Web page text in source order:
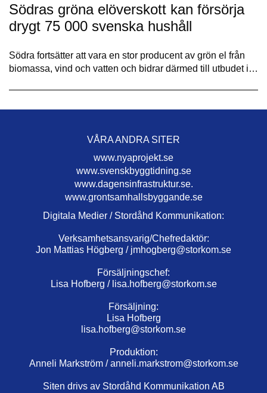
Södras gröna elöverskott kan försörja
drygt 75 000 svenska hushåll
Södra fortsätter att vara en stor producent av grön el från
biomassa, vind och vatten och bidrar därmed till utbudet i…
VÅRA ANDRA SITER
www.nyaprojekt.se
www.svenskbyggtidning.se
www.dagensinfrastruktur.se.
www.grontsamhallsbyggande.se
Digitala Medier / Stordåhd Kommunikation:
Verksamhetsansvarig/Chefredaktör:
Jon Mattias Högberg / jmhogberg@storkom.se
Försäljningschef:
Lisa Hofberg / lisa.hofberg@storkom.se
Försäljning:
Lisa Hofberg
lisa.hofberg@storkom.se
Produktion:
Anneli Markström /anneli.markstrom@storkom.se
Siten drivs av Stordåhd Kommunikation AB